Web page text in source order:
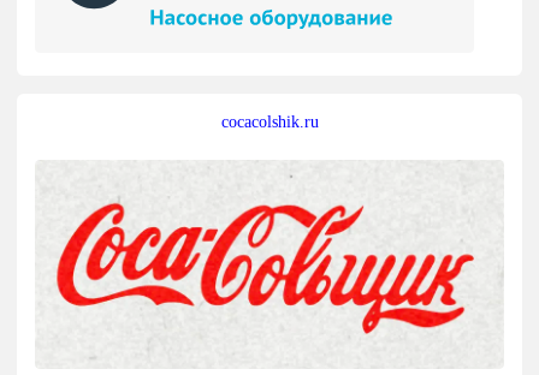
cocacolshik.ru